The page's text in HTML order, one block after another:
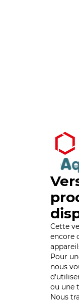
Cette
encore
Pour
nous
ou une
Nous